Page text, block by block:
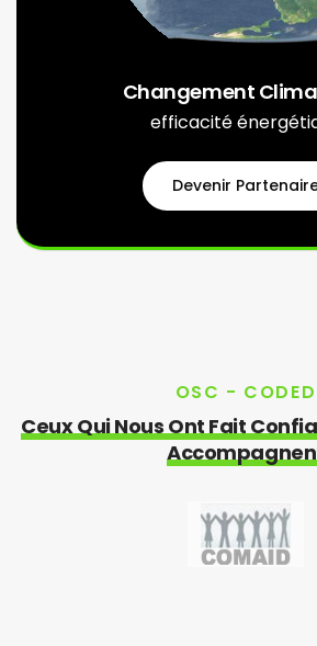
Changement
efficacité
Devenir
OSC - CODED
Ceux Qui Nous Ont Fait